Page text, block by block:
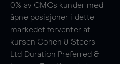
0% av CMCs kunder med
åpne posisjoner i dette
markedet forventer at
kursen Cohen & Steers
Ltd Duration Preferred &